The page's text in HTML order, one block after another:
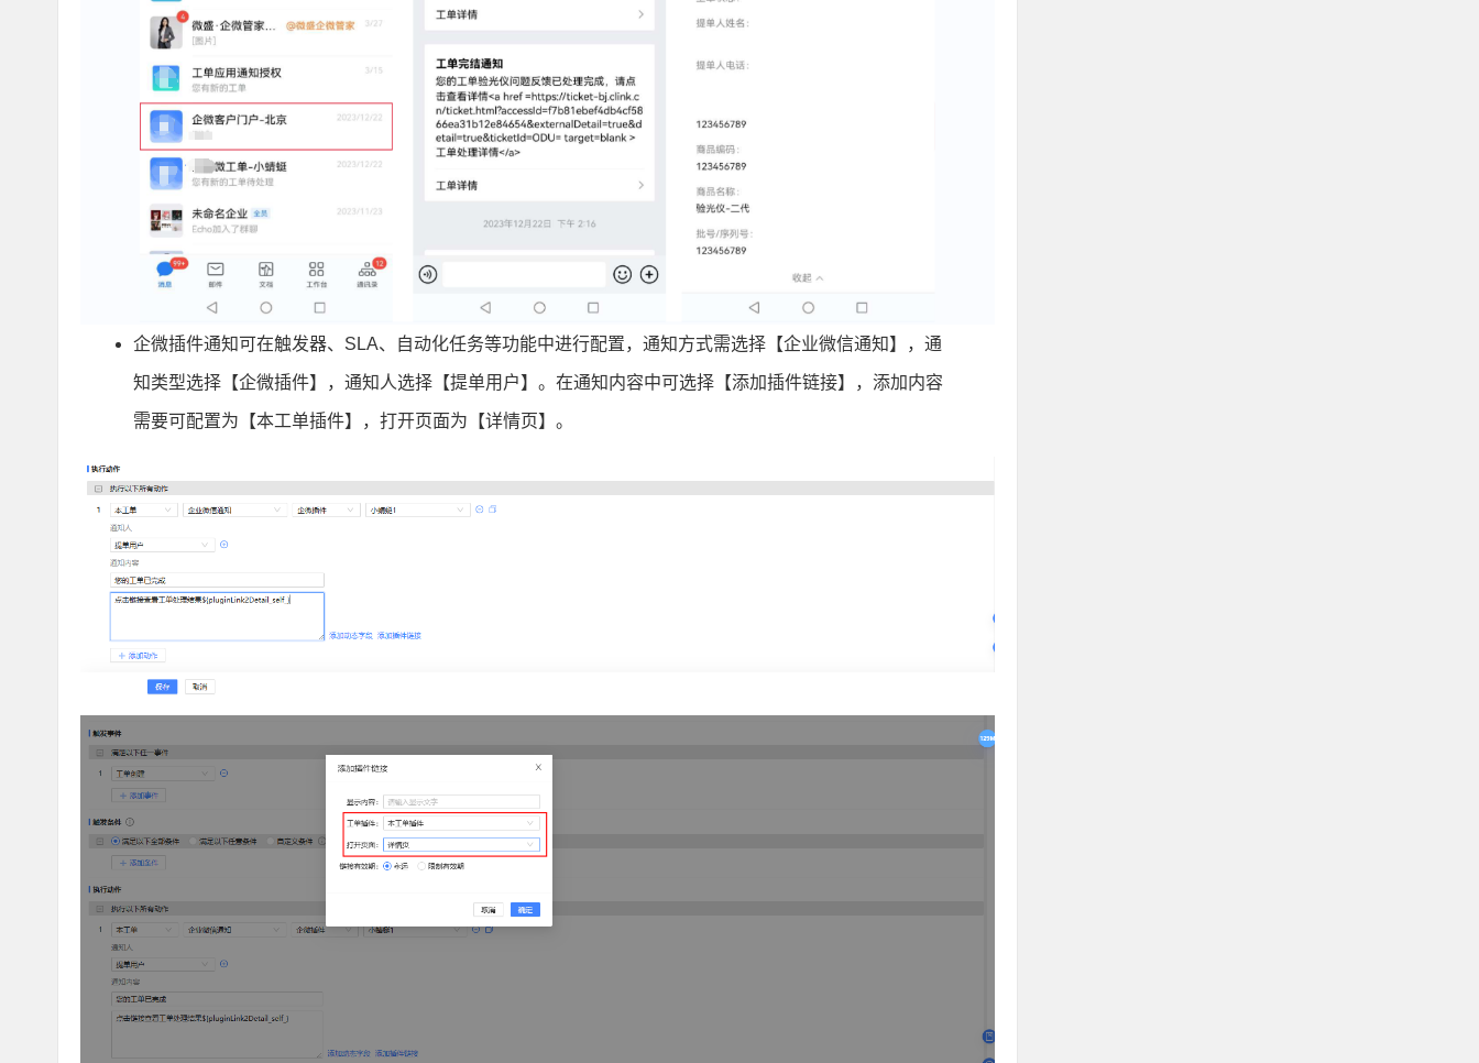
企微插件通知可在触发器、SLA、自动化任务等功能中进行配置，通知方式需选择【企业微信通知】，通
知类型选择【企微插件】，通知人选择【提单用户】。在通知内容中可选择【添加插件链接】，添加内容
需要可配置为【本工单插件】，打开页面为【详情页】。